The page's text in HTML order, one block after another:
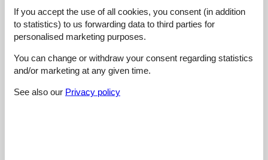
General:
Wir waren sehr zufrieden und freuen uns schon aufs nächste
Jahr! Sehr schöne Ferienwohnung und super Lage im Ort.
4,2 juni 2024
Facilities: 3 Cleaning:
If you accept the use of all cookies, you consent (in addition
to statistics) to us forwarding data to third parties for
personalised marketing purposes.
You can change or withdraw your consent regarding statistics
and/or marketing at any given time.
See also our Privacy policy